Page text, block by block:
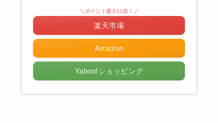
Amazon
＼ポイント最大11倍！／
楽天市場
Yahoo!ショッピング